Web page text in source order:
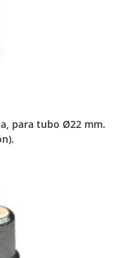
para tubo Ø22 mm.